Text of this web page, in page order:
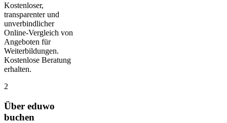
Kostenloser,
transparenter und
unverbindlicher
Online-Vergleich von
Angeboten für
Weiterbildungen.
Kostenlose Beratung
erhalten.
2
Über eduwo
buchen